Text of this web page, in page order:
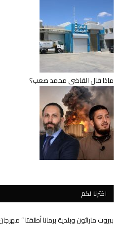
ماذا قال القاضي محمد صعب؟
اخترنا لكم
بيروت ماراثون وبلدية برمانا أطلقتا ”